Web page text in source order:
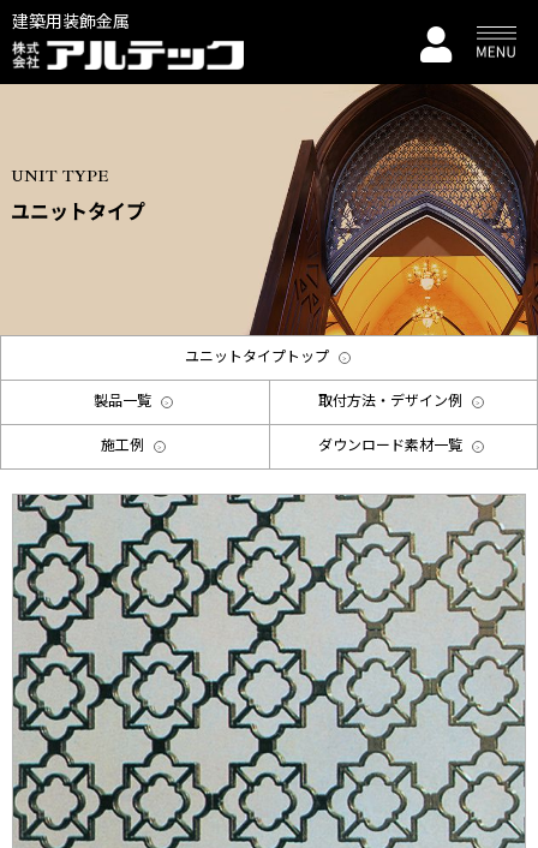
建築用装飾金属
UNIT TYPE
ユニットタイプ
ユニットタイプトップ
製品一覧 取付方法・デザイン例
施工例 ダウンロード素材一覧